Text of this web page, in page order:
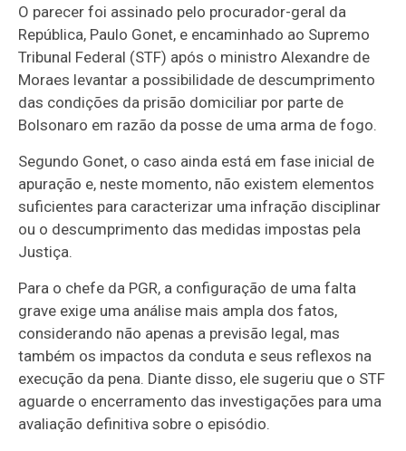
O parecer foi assinado pelo procurador-geral da
República, Paulo Gonet, e encaminhado ao Supremo
Tribunal Federal (STF) após o ministro Alexandre de
Moraes levantar a possibilidade de descumprimento
das condições da prisão domiciliar por parte de
Bolsonaro em razão da posse de uma arma de fogo.
Segundo Gonet, o caso ainda está em fase inicial de
apuração e, neste momento, não existem elementos
suficientes para caracterizar uma infração disciplinar
ou o descumprimento das medidas impostas pela
Justiça.
Para o chefe da PGR, a configuração de uma falta
grave exige uma análise mais ampla dos fatos,
considerando não apenas a previsão legal, mas
também os impactos da conduta e seus reflexos na
execução da pena. Diante disso, ele sugeriu que o STF
aguarde o encerramento das investigações para uma
avaliação definitiva sobre o episódio.